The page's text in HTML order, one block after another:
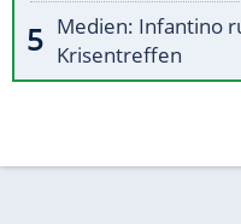
Medien: Infantino
Krisentreffen